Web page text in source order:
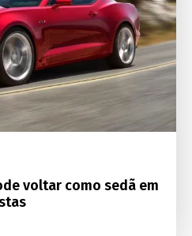
voltar como sedã em